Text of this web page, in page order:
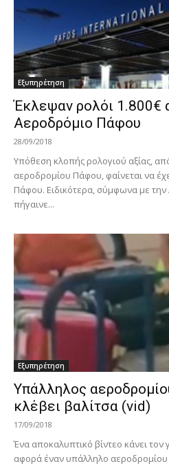
Εξυπηρέτηση
Έκλεψαν ρολόι 1.800€
Αεροδρόμιο Πάφου
28/09/2018
Υπόθεση κλοπής ρολογιού αξίας,
αεροδρομίου Πάφου, φαίνεται να
Πάφου. Ειδικότερα, σύμφωνα με
πήγαινε...
Εξυπηρέτηση
Υπάλληλος
κλέβει βαλίτσα (vid)
17/09/2018
Ένα αποκαλυπτικό βίντεο κάνει τον
αφορά έναν υπάλληλο αεροδρομίου